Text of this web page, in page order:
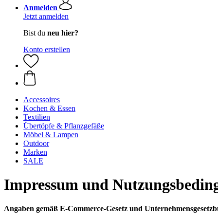
Anmelden
Jetzt anmelden
Bist du neu hier?
Konto erstellen
Accessoires
Kochen & Essen
Textilien
Übertöpfe & Pflanzgefäße
Möbel & Lampen
Outdoor
Marken
SALE
Impressum und
Angaben gemäß E-Commerce-Gesetz und